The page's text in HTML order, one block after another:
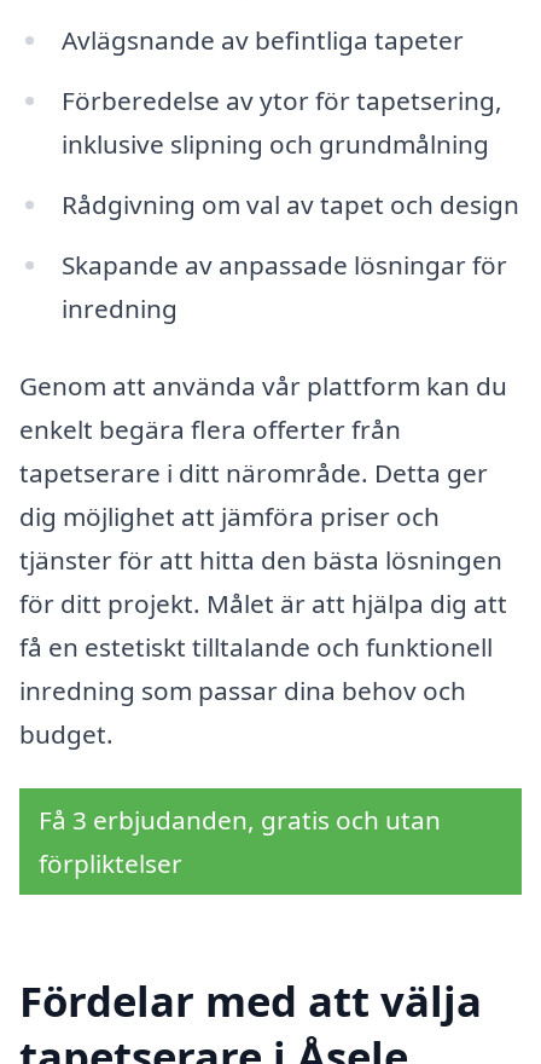
Avlägsnande av befintliga tapeter
Förberedelse av ytor för tapetsering,
inklusive slipning och grundmålning
Rådgivning om val av tapet och design
Skapande av anpassade lösningar för
inredning
Genom att använda vår plattform kan du
enkelt begära flera offerter från
tapetserare i ditt närområde. Detta ger
dig möjlighet att jämföra priser och
tjänster för att hitta den bästa lösningen
för ditt projekt. Målet är att hjälpa dig att
få en estetiskt tilltalande och funktionell
inredning som passar dina behov och
budget.
Få 3 erbjudanden, gratis och utan
förpliktelser
Fördelar med att välja